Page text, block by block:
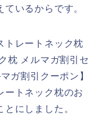
いるからです。
トレートネック枕
枕 メルマガ割引セ
ガ割引クーポン】
ートネック枕のお
にしました。